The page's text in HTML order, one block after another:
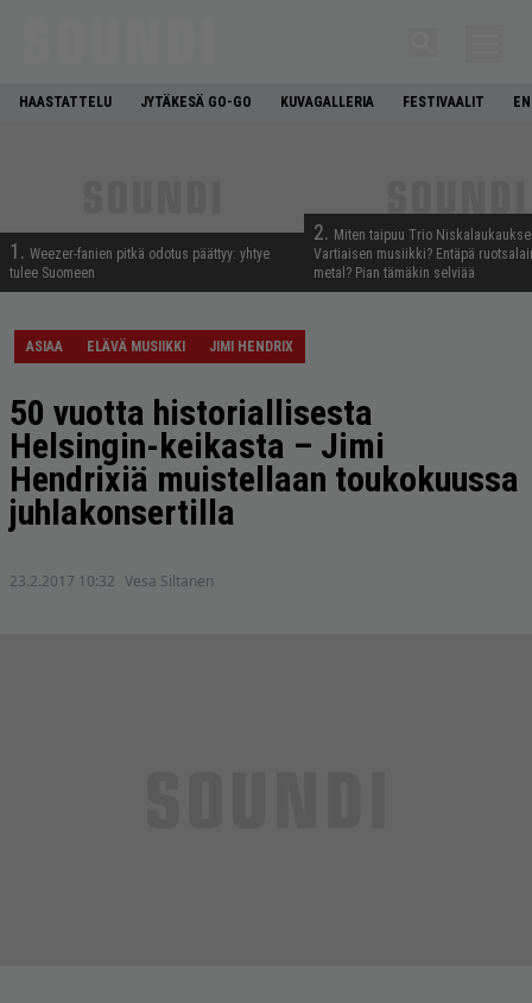
HAASTATTELU JYTÄKESÄ GO-GO KUVAGALLERIA FESTIVAALIT
1. Weezer-fanien pitkä odotus päättyy: yhtye
tulee Suomeen
2. Miten taipuu Trio
Vartiaisen musiikki? Entäpä
metal? Pian tämäkin selviää
ASIAA ELÄVÄ MUSIIKKI JIMI HENDRIX
50 vuotta historiallisesta
Helsingin-keikasta – Jimi
Hendrixiä muistellaan toukokuussa
juhlakonsertilla
23.2.2017 10:32 Vesa Siltanen